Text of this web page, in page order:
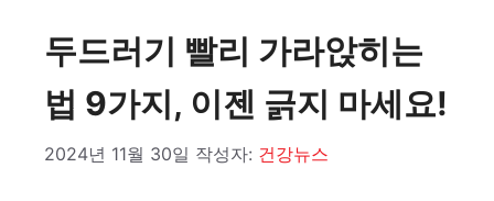
두드러기 빨리 가라앉히는
법 9가지, 이젠 긁지 마세요!
2024년 11월 30일 작성자: 건강뉴스